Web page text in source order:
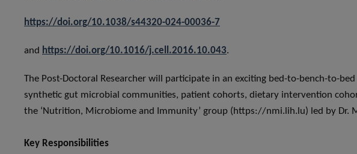
https://doi.org/10.1038/s44320-024-00036-7
and https://doi.org/10.1016/j.cell.2016.10.043.
The Post-Doctoral Researcher will participate in an exciting bed-to-bench-to-
synthetic gut microbial communities, patient cohorts, dietary intervention
the ‘Nutrition, Microbiome and Immunity’ group (https://nmi.lih.lu) led by Dr.
Key Responsibilities